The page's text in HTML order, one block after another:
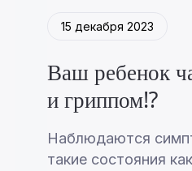
15 декабря 2023
Ваш ребенок
и гриппом⁉️
Наблюдаются
такие состояния